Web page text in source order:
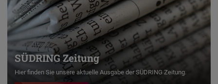
SÜDRING Zeitung
Hier finden Sie unsere aktuelle Ausgabe der SÜDRING Zeitung.